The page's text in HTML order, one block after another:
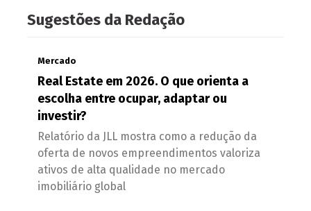
Sugestões da Redação
Mercado
Real Estate em 2026. O que orienta a
escolha entre ocupar, adaptar ou
investir?
Relatório da JLL mostra como a redução da
oferta de novos empreendimentos valoriza
ativos de alta qualidade no mercado
imobiliário global